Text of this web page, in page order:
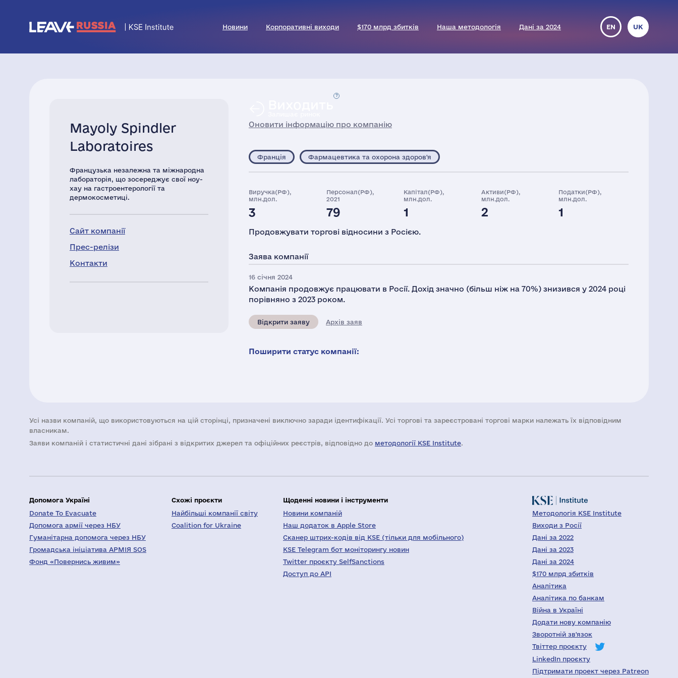
Новини Корпоративні виходи $170 млрд збитків Наша методологія Дані за 2024 EN UK
Mayoly Spindler
Laboratoires
Французька незалежна та міжнародна
лабораторія, що зосереджує свої ноу-
хау на гастроентерології та
дермокосметиці.
Сайт компанії
Прес-релізи
Контакти
Оновити інформацію про компанію
Франція Фармацевтика та охорона здоров'я
Виручка(РФ),
млн.дол.
3
Персонал(РФ),
2021
79
Капітал(РФ),
млн.дол.
1
Активи(РФ),
млн.дол.
2
Податки(РФ),
млн.дол.
1
Продовжувати торгові відносини з Росією.
Заява компанії
16 січня 2024
Компанія продовжує працювати в Росії. Дохід значно (більш ніж на 70%) знизився у 2024 році
порівняно з 2023 роком.
Відкрити заяву Архів заяв
Поширити статус компанії:
Усі назви компаній, що використовуються на цій сторінці, призначені виключно заради ідентифікації. Усі торгові та зареєстровані торгові марки належать їх відповідним
власникам.
Заяви компаній i статистичні дані зібрані з відкритих джерел та офіційних реєстрів, відповідно до методології KSE Institute.
Допомога Україні
Donate To Evacuate
Допомога армії через НБУ
Гуманітарна допомога через НБУ
Громадська ініціатива АРМІЯ SOS
Фонд «Повернись живим»
Схожі проєкти
Найбільші компанії світу
Coalition for Ukraine
Щоденні новини і інструменти
Новини компаній
Наш додаток в Apple Store
Сканер штрих-кодів від KSE (тільки для мобільного)
KSE Telegram бот моніторингу новин
Twitter проєкту SelfSanctions
Доступ до API
Методологія KSE Institute
Виходи з Росії
Дані за 2022
Дані за 2023
Дані за 2024
$170 млрд збитків
Аналітика
Аналітика по банкам
Війна в Україні
Додати нову компанію
Зворотній зв'язок
Твіттер проєкту
LinkedIn проєкту
Підтримати проект через Patreon